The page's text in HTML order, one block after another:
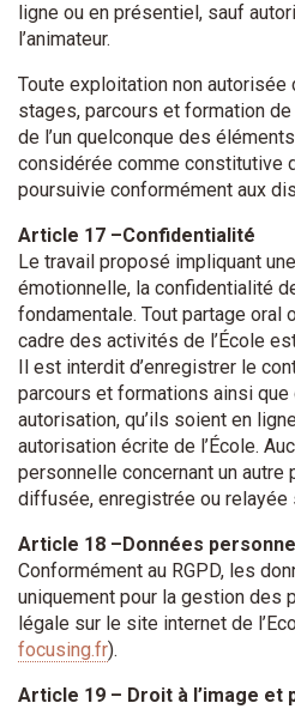
ligne ou en présentiel, sauf
l’animateur.
Toute exploitation non autorisée
stages, parcours et formation
de l’un quelconque des
considérée comme constitutive
poursuivie conformément aux
Article 17 –Confidentialité
Le travail proposé impliquant
émotionnelle, la confidentialité
fondamentale. Tout partage oral
cadre des activités de l’École
Il est interdit d’enregistrer le
parcours et formations ainsi
autorisation, qu’ils soient en
autorisation écrite de l’École.
personnelle concernant un autre
diffusée, enregistrée ou relayée
Article 18 –Données
Conformément au RGPD, les
uniquement pour la gestion des
légale sur le site internet de
focusing.fr).
Article 19 – Droit à l’image et